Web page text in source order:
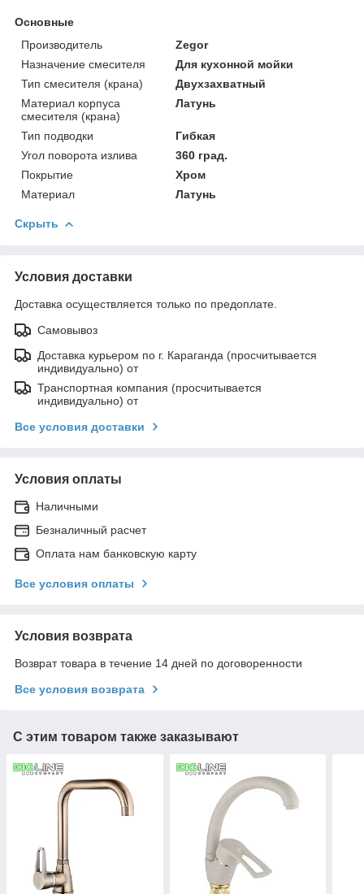
Основные
Производитель
Zegor
Назначение смесителя
Для кухонной мойки
Тип смесителя (крана)
Двухзахватный
Материал корпуса
смесителя (крана)
Латунь
Тип подводки
Гибкая
Угол поворота излива
360 град.
Покрытие
Хром
Материал
Латунь
Скрыть
Условия доставки
Доставка осуществляется только по предоплате.
Самовывоз
Доставка курьером по г. Караганда (просчитывается
индивидуально) от
Транспортная компания (просчитывается
индивидуально) от
Все условия доставки
Условия оплаты
Наличными
Безналичный расчет
Оплата нам банковскую карту
Все условия оплаты
Условия возврата
Возврат товара в течение 14 дней по договоренности
Все условия возврата
С этим товаром также заказывают